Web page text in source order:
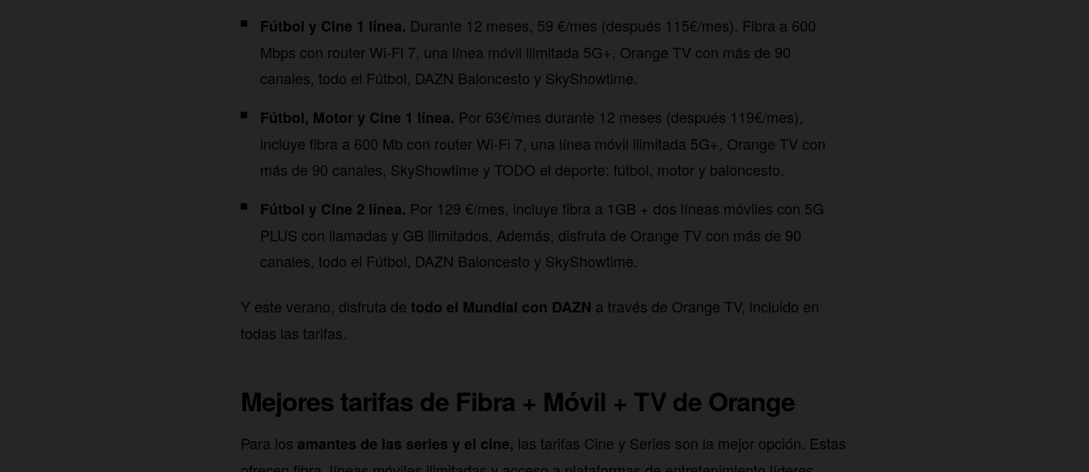
Fútbol y Cine 1 línea. Durante 12 meses, 59 €/mes (después 115€/mes). Fibra a 600
Mbps con router Wi-Fi 7, una línea móvil ilimitada 5G+, Orange TV con más de 90
canales, todo el Fútbol, DAZN Baloncesto y SkyShowtime.
Fútbol, Motor y Cine 1 línea. Por 63€/mes durante 12 meses (después 119€/mes),
incluye fibra a 600 Mb con router Wi-Fi 7, una línea móvil ilimitada 5G+, Orange TV con
más de 90 canales, SkyShowtime y TODO el deporte: fútbol, motor y baloncesto.
Fútbol y Cine 2 línea. Por 129 €/mes, incluye fibra a 1GB + dos líneas móviles con 5G
PLUS con llamadas y GB ilimitados. Además, disfruta de Orange TV con más de 90
canales, todo el Fútbol, DAZN Baloncesto y SkyShowtime.
Y este verano, disfruta de todo el Mundial con DAZN a través de Orange TV, incluido en
todas las tarifas.
Mejores tarifas de Fibra + Móvil + TV de Orange
Para los amantes de las series y el cine, las tarifas Cine y Series son la mejor opción. Estas